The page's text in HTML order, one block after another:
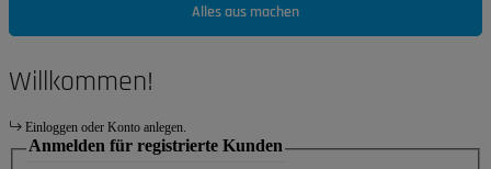
Alles aus machen
Willkommen!
Einloggen oder Konto anlegen.
Anmelden für registrierte Kunden